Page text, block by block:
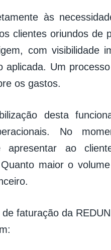
às
clientes oriundos de
com visibilidade
Um
os gastos.
desta
No
apresentar ao
maior o
faturação da